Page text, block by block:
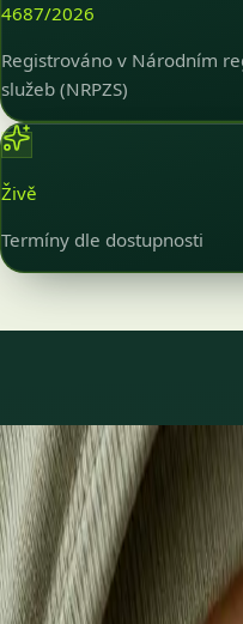
4687/2026
Registrováno v Národním
služeb (NRPZS)
Živě
Termíny dle dostupnosti
Co léčíme
Péče o to,
trápí.